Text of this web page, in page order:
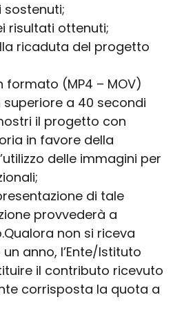
sostenuti;
risultati ottenuti;
ricaduta del progetto
formato (MP4 – MOV)
a 40 secondi
il progetto con
in favore della
delle immagini per
di tale
provvederà a
Qualora non si riceva
anno, l’Ente/Istituto
il contributo ricevuto
corrisposta la quota a